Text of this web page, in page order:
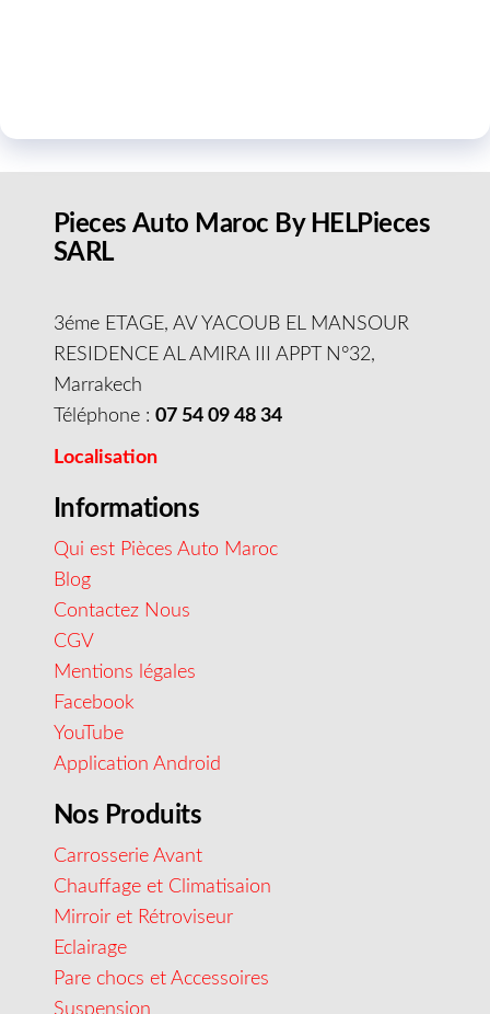
Pieces Auto Maroc By HELPieces
SARL
3éme ETAGE, AV YACOUB EL MANSOUR
RESIDENCE AL AMIRA III APPT N°32,
Marrakech
Téléphone : 07 54 09 48 34
Localisation
Informations
Qui est Pièces Auto Maroc
Blog
Contactez Nous
CGV
Mentions légales
Facebook
YouTube
Application Android
Nos Produits
Carrosserie Avant
Chauffage et Climatisaion
Mirroir et Rétroviseur
Eclairage
Pare chocs et Accessoires
Suspension